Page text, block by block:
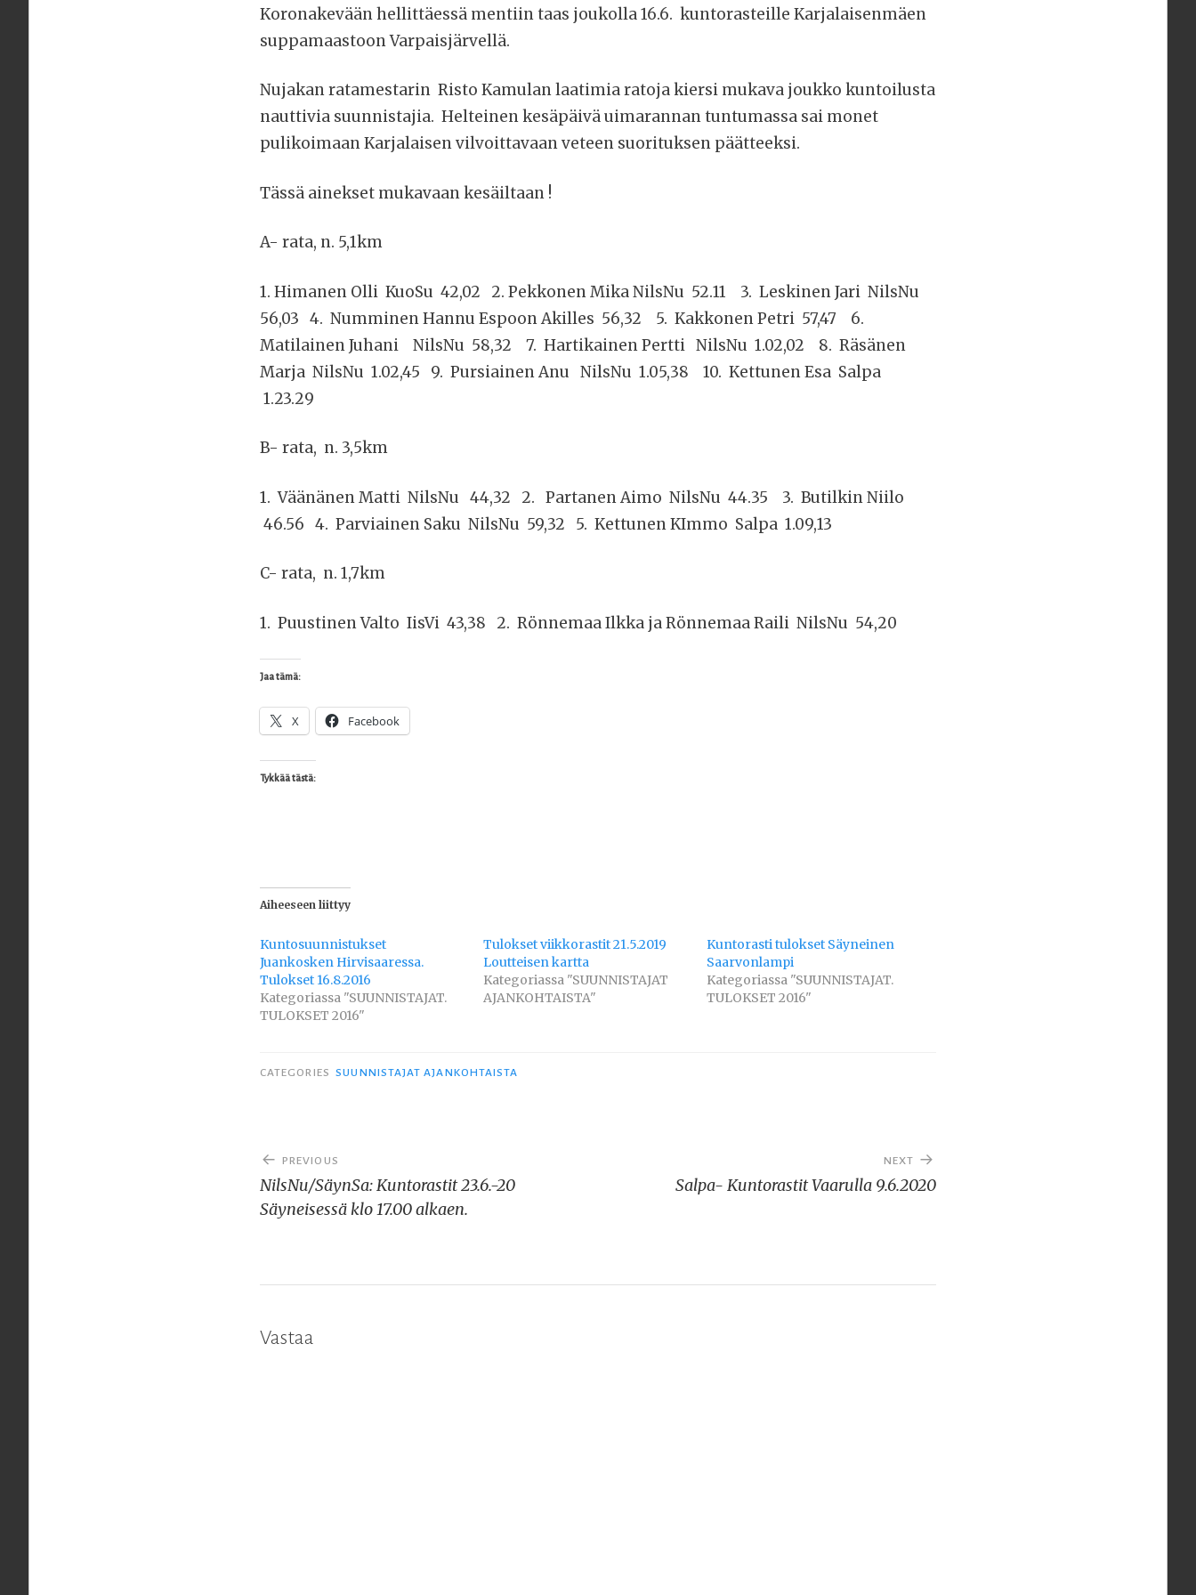
Koronakevään hellittäessä mentiin taas joukolla 16.6. kuntorasteille Karjalaisenmäen
suppamaastoon Varpaisjärvellä.
Nujakan ratamestarin Risto Kamulan laatimia ratoja kiersi mukava joukko kuntoilusta
nauttivia suunnistajia. Helteinen kesäpäivä uimarannan tuntumassa sai monet
pulikoimaan Karjalaisen vilvoittavaan veteen suorituksen päätteeksi.
Tässä ainekset mukavaan kesäiltaan !
A- rata, n. 5,1km
1. Himanen Olli KuoSu 42,02 2. Pekkonen Mika NilsNu 52.11 3. Leskinen Jari NilsNu
56,03 4. Numminen Hannu Espoon Akilles 56,32 5. Kakkonen Petri 57,47 6.
Matilainen Juhani NilsNu 58,32 7. Hartikainen Pertti NilsNu 1.02,02 8. Räsänen
Marja NilsNu 1.02,45 9. Pursiainen Anu NilsNu 1.05,38 10. Kettunen Esa Salpa
1.23.29
B- rata, n. 3,5km
1. Väänänen Matti NilsNu 44,32 2. Partanen Aimo NilsNu 44.35 3. Butilkin Niilo
46.56 4. Parviainen Saku NilsNu 59,32 5. Kettunen KImmo Salpa 1.09,13
C- rata, n. 1,7km
1. Puustinen Valto IisVi 43,38 2. Rönnemaa Ilkka ja Rönnemaa Raili NilsNu 54,20
Jaa tämä:
X Facebook
Tykkää tästä:
Aiheeseen liittyy
Kuntosuunnistukset
Juankosken Hirvisaaressa.
Tulokset 16.8.2016
Kategoriassa "SUUNNISTAJAT.
TULOKSET 2016"
Tulokset viikkorastit 21.5.2019
Loutteisen kartta
Kategoriassa "SUUNNISTAJAT
AJANKOHTAISTA"
Kuntorasti tulokset Säyneinen
Saarvonlampi
Kategoriassa "SUUNNISTAJAT.
TULOKSET 2016"
CATEGORIES SUUNNISTAJAT AJANKOHTAISTA
Artikkelien
selaus
PREVIOUS
NilsNu/SäynSa: Kuntorastit 23.6.-20
Säyneisessä klo 17.00 alkaen.
NEXT
Salpa- Kuntorastit Vaarulla 9.6.2020
Vastaa